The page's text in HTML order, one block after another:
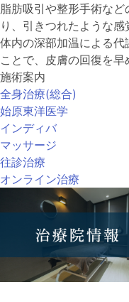
脂肪吸引や整形手術な
り、引きつれたような感
体内の深部加温による
ことで、皮膚の回復を早
施術案内
全身治療(総合)
始原東洋医学
インディバ
マッサージ
往診治療
オンライン治療